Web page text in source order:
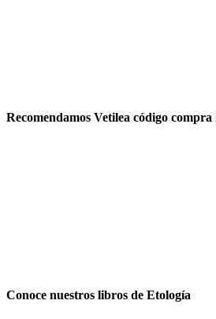
Recomendamos Vetilea código
Conoce nuestros libros de Etología